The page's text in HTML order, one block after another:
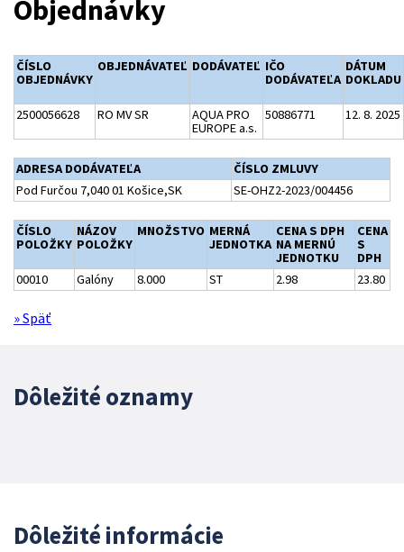
Objednávky
ČÍSLO
OBJEDNÁVKY
OBJEDNÁVATEĽ DODÁVATEĽ IČO
DODÁVATEĽA
DÁTUM
DOKLADU
2500056628 RO MV SR
AQUA PRO
EUROPE a.s.
50886771 12. 8. 2025
ADRESA DODÁVATEĽA
ČÍSLO ZMLUVY
Pod Furčou 7,040 01 Košice,SK
SE-OHZ2-2023/004456
ČÍSLO
POLOŽKY
NÁZOV
POLOŽKY
MNOŽSTVO MERNÁ
JEDNOTKA
CENA S DPH
NA MERNÚ
JEDNOTKU
CENA
S
DPH
00010
Galóny 8.000 ST 2.98 23.80
» Späť
Dôležité oznamy
Dôležité informácie